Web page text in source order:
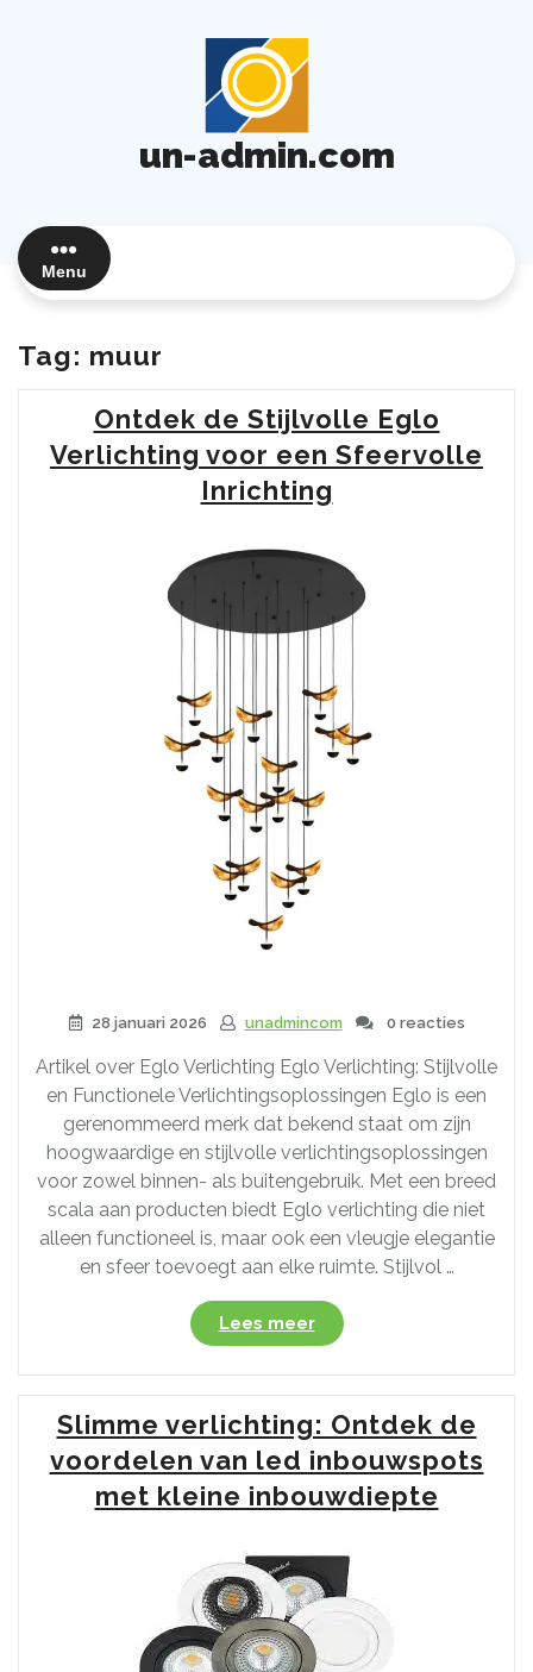
un-admin.com
Menu
Tag: muur
Ontdek de Stijlvolle Eglo
Verlichting voor een Sfeervolle
Inrichting
28 januari 2026 unadmincom 0 reacties
Artikel over Eglo Verlichting Eglo Verlichting: Stijlvolle
en Functionele Verlichtingsoplossingen Eglo is een
gerenommeerd merk dat bekend staat om zijn
hoogwaardige en stijlvolle verlichtingsoplossingen
voor zowel binnen- als buitengebruik. Met een breed
scala aan producten biedt Eglo verlichting die niet
alleen functioneel is, maar ook een vleugje elegantie
en sfeer toevoegt aan elke ruimte. Stijlvol …
Lees meer“Ontdek
de
Stijlvolle
Eglo
Verlichting
voor
een
Sfeervolle
Slimme verlichting: Ontdek de
voordelen van led inbouwspots
met kleine inbouwdiepte